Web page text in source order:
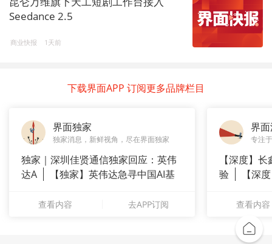
Seedance 2.5
商业快报 1天前
下载界面APP 订阅更多品牌栏目
界面独家
独家消息，新鲜视角，尽在界面独家
独家｜深圳佳贤通信独家回应：英伟
达A
【独家】英伟达急寻中国AI基
查看内容 去APP订阅
界
专注
【深度】
验
【深
查看内容